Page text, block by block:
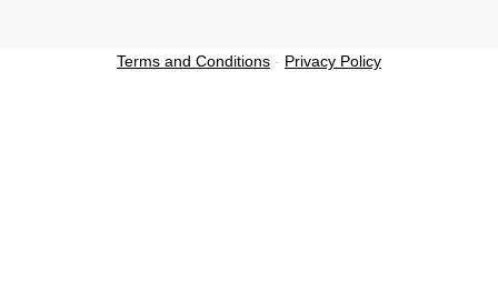
Terms and Conditions - Privacy Policy